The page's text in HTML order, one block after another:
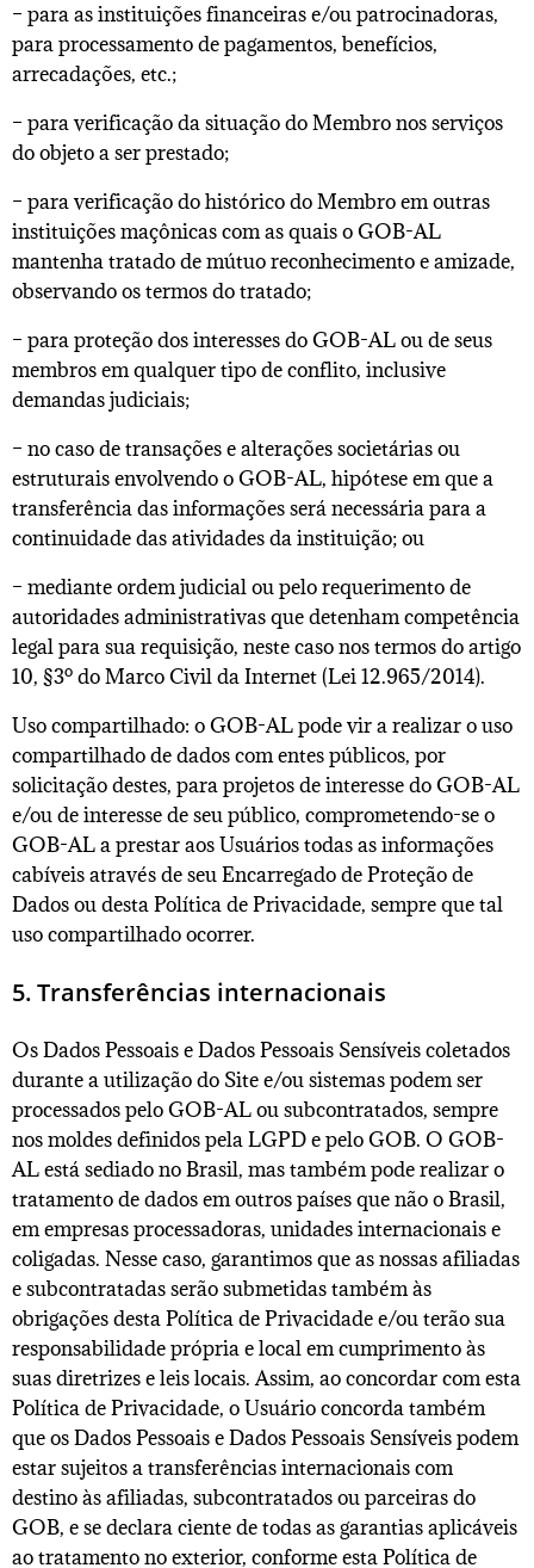
– para as instituições financeiras e/ou patrocinadoras,
para processamento de pagamentos, benefícios,
arrecadações, etc.;
– para verificação da situação do Membro nos serviços
do objeto a ser prestado;
– para verificação do histórico do Membro em outras
instituições maçônicas com as quais o GOB-AL
mantenha tratado de mútuo reconhecimento e amizade,
observando os termos do tratado;
– para proteção dos interesses do GOB-AL ou de seus
membros em qualquer tipo de conflito, inclusive
demandas judiciais;
– no caso de transações e alterações societárias ou
estruturais envolvendo o GOB-AL, hipótese em que a
transferência das informações será necessária para a
continuidade das atividades da instituição; ou
– mediante ordem judicial ou pelo requerimento de
autoridades administrativas que detenham competência
legal para sua requisição, neste caso nos termos do artigo
10, §3º do Marco Civil da Internet (Lei 12.965/2014).
Uso compartilhado: o GOB-AL pode vir a realizar o uso
compartilhado de dados com entes públicos, por
solicitação destes, para projetos de interesse do GOB-AL
e/ou de interesse de seu público, comprometendo-se o
GOB-AL a prestar aos Usuários todas as informações
cabíveis através de seu Encarregado de Proteção de
Dados ou desta Política de Privacidade, sempre que tal
uso compartilhado ocorrer.
5. Transferências internacionais
Os Dados Pessoais e Dados Pessoais Sensíveis coletados
durante a utilização do Site e/ou sistemas podem ser
processados pelo GOB-AL ou subcontratados, sempre
nos moldes definidos pela LGPD e pelo GOB. O GOB-
AL está sediado no Brasil, mas também pode realizar o
tratamento de dados em outros países que não o Brasil,
em empresas processadoras, unidades internacionais e
coligadas. Nesse caso, garantimos que as nossas afiliadas
e subcontratadas serão submetidas também às
obrigações desta Política de Privacidade e/ou terão sua
responsabilidade própria e local em cumprimento às
suas diretrizes e leis locais. Assim, ao concordar com esta
Política de Privacidade, o Usuário concorda também
que os Dados Pessoais e Dados Pessoais Sensíveis podem
estar sujeitos a transferências internacionais com
destino às afiliadas, subcontratados ou parceiras do
GOB, e se declara ciente de todas as garantias aplicáveis
ao tratamento no exterior, conforme esta Política de